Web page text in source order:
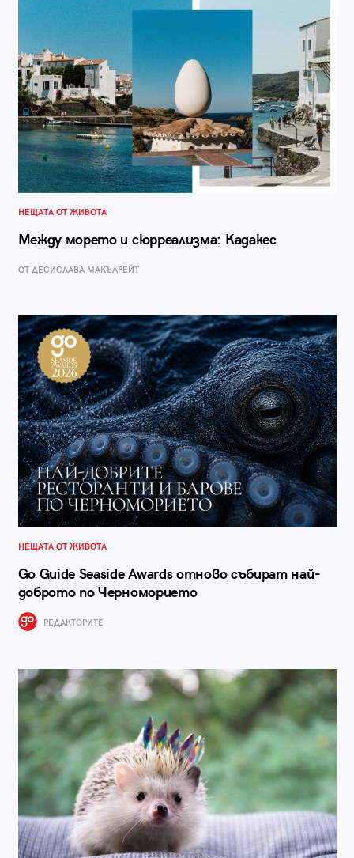
НЕЩАТА ОТ ЖИВОТА
Между морето и сюрреализма: Кадакес
ОТ ДЕСИСЛАВА МАКЪЛРЕЙТ
НЕЩАТА ОТ ЖИВОТА
Go Guide Seaside Awards отново събират най-
доброто по Черноморието
РЕДАКТОРИТЕ